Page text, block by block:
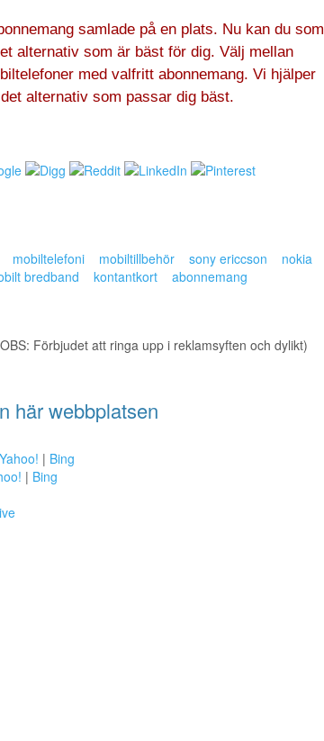
samlade på en plats. Nu kan du som
alternativ som är bäst för dig. Välj mellan
med valfritt abonnemang. Vi hjälper
alternativ som passar dig bäst.
mobiltelefoni mobiltillbehör sony ericcson
nokia
bredband kontantkort abonnemang
Förbjudet att ringa upp i reklamsyften och dylikt)
här webbplatsen
Yahoo! | Bing
| Bing